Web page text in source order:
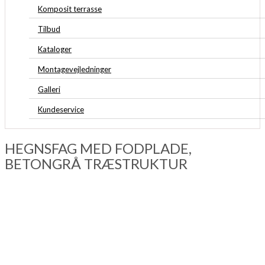
Komposit terrasse
Tilbud
Kataloger
Montagevejledninger
Galleri
Kundeservice
HEGNSFAG MED FODPLADE,
BETONGRÅ TRÆSTRUKTUR